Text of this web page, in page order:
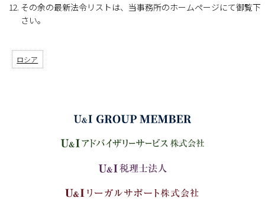
その余の最新法令リストは、当事務所のホームページにて御覧下
さい。
ロシア